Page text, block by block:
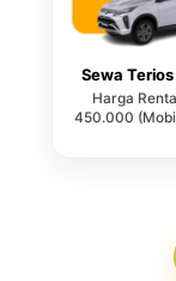
Sewa
Harga
450.000